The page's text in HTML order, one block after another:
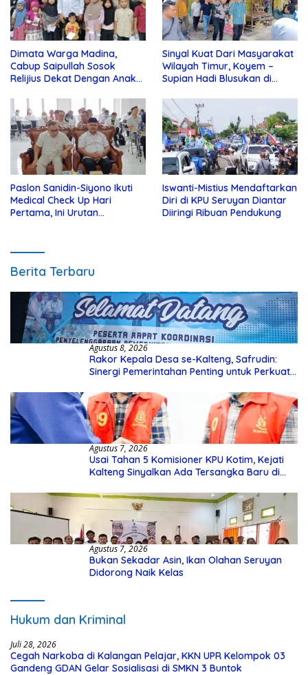
Dimata Warga Madina,
Cabup Saipullah Sosok
Relijius Dekat Dengan Anak
Sinyal Kuat Dari Masyarakat
Wilayah Timur, Koyem –
Supian Hadi Blusukan di
Paslon Sanidin-Siyono Ikuti
Medical Check Up Hari
Pertama, Ini Urutan
Iswanti-Mistius Mendaftarkan
Diri di KPU Seruyan Diantar
Diiringi Ribuan Pendukung
Berita Terbaru
Agustus 8, 2026
Rakor Kepala Desa se-Kalteng, Safrudin:
Sinergi Pemerintahan Penting untuk Perkuat
Agustus 7, 2026
Usai Tahan 5 Komisioner KPU Kotim, Kejati
Kalteng Sinyalkan Ada Tersangka Baru di
Agustus 7, 2026
Bukan Sekadar Asin, Ikan Olahan Seruyan
Didorong Naik Kelas
Hukum dan Kriminal
Juli 28, 2026
Cegah Narkoba di Kalangan Pelajar, KKN UPR Kelompok 03
Gandeng GDAN Gelar Sosialisasi di SMKN 3 Buntok